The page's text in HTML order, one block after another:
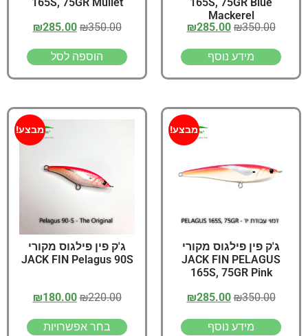
Mackerel
₪350.00
₪285.00
מידע נוסף
₪350.00
₪285.00
הוספה לסל
מבצע!
ג'ק פין פילגוס מקורי
JACK FIN PELAGUS
165S, 75GR Pink
₪350.00
₪285.00
מידע נוסף
מבצע!
ג'ק פין פילגוס מקורי
JACK FIN Pelagus 90S
₪220.00
₪180.00
בחר אפשרויות